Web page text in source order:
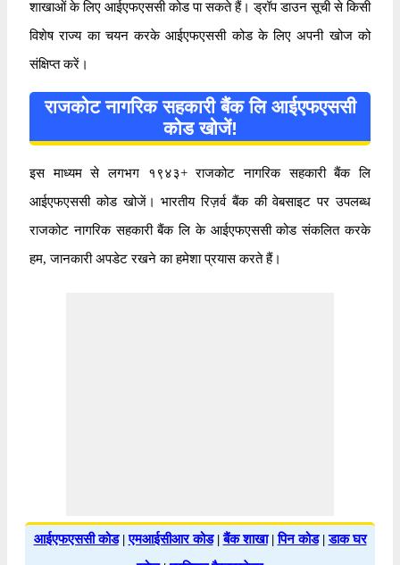
शाखाओं के लिए आईएफएससी कोड पा सकते हैं। ड्रॉप डाउन सूची से किसी
विशेष राज्य का चयन करके आईएफएससी कोड के लिए अपनी खोज को
संक्षिप्त करें।
राजकोट नागरिक सहकारी बैंक लि आईएफएससी
कोड खोजें!
इस माध्यम से लगभग १९४३+ राजकोट नागरिक सहकारी बैंक लि
आईएफएससी कोड खोजें। भारतीय रिज़र्व बैंक की वेबसाइट पर उपलब्ध
राजकोट नागरिक सहकारी बैंक लि के आईएफएससी कोड संकलित करके
हम, जानकारी अपडेट रखने का हमेशा प्रयास करते हैं।
आईएफएससी कोड|एमआईसीआर कोड|बैंक शाखा|पिन कोड|डाक घर